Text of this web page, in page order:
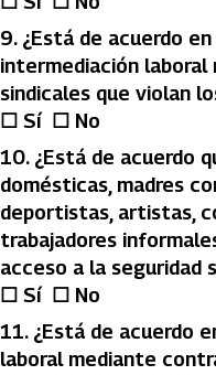
9.⁠ ⁠¿Está de acuerdo
intermediación
sindicales que violan
☐ Sí ☐ No
10.⁠ ⁠¿Está de acuerdo
domésticas, madres
deportistas, artistas,
trabajadores
acceso a la seguridad
☐ Sí ☐ No
11.⁠ ⁠¿Está de acuerdo
laboral mediante